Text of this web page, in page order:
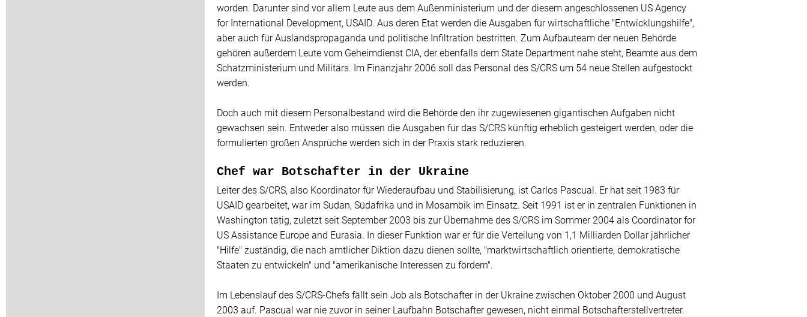
worden. Darunter sind vor allem Leute aus dem Außenministerium und der diesem angeschlossenen US Agency
for International Development, USAID. Aus deren Etat werden die Ausgaben für wirtschaftliche "Entwicklungshilfe",
aber auch für Auslandspropaganda und politische Infiltration bestritten. Zum Aufbauteam der neuen Behörde
gehören außerdem Leute vom Geheimdienst CIA, der ebenfalls dem State Department nahe steht, Beamte aus dem
Schatzministerium und Militärs. Im Finanzjahr 2006 soll das Personal des S/CRS um 54 neue Stellen aufgestockt
werden.
Doch auch mit diesem Personalbestand wird die Behörde den ihr zugewiesenen gigantischen Aufgaben nicht
gewachsen sein. Entweder also müssen die Ausgaben für das S/CRS künftig erheblich gesteigert werden, oder die
formulierten großen Ansprüche werden sich in der Praxis stark reduzieren.
Chef war Botschafter in der Ukraine
Leiter des S/CRS, also Koordinator für Wiederaufbau und Stabilisierung, ist Carlos Pascual. Er hat seit 1983 für
USAID gearbeitet, war im Sudan, Südafrika und in Mosambik im Einsatz. Seit 1991 ist er in zentralen Funktionen in
Washington tätig, zuletzt seit September 2003 bis zur Übernahme des S/CRS im Sommer 2004 als Coordinator for
US Assistance Europe and Eurasia. In dieser Funktion war er für die Verteilung von 1,1 Milliarden Dollar jährlicher
"Hilfe" zuständig, die nach amtlicher Diktion dazu dienen sollte, "marktwirtschaftlich orientierte, demokratische
Staaten zu entwickeln" und "amerikanische Interessen zu fördern".
Im Lebenslauf des S/CRS-Chefs fällt sein Job als Botschafter in der Ukraine zwischen Oktober 2000 und August
2003 auf. Pascual war nie zuvor in seiner Laufbahn Botschafter gewesen, nicht einmal Botschafterstellvertreter.